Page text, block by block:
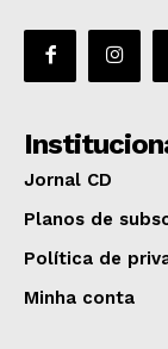
Jornal CD
Planos de
Política de
Minha conta